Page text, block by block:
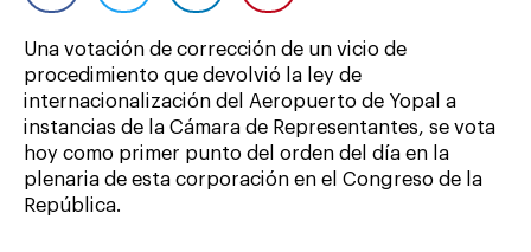
Una votación de corrección de un vicio de
procedimiento que devolvió la ley de
internacionalización del Aeropuerto de Yopal a
instancias de la Cámara de Representantes, se vota
hoy como primer punto del orden del día en la
plenaria de esta corporación en el Congreso de la
República.